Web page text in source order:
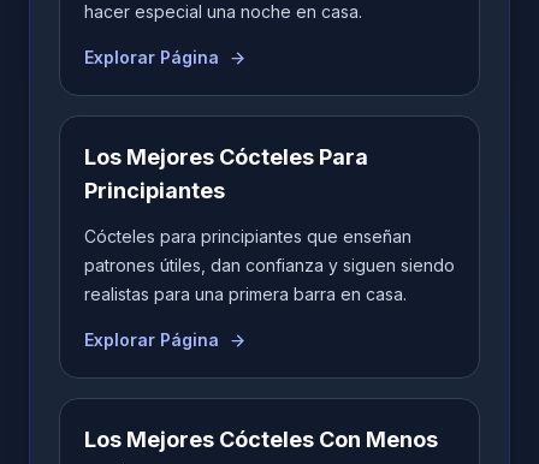
hacer especial una noche en casa.
Explorar Página
Los Mejores Cócteles Para
Principiantes
Cócteles para principiantes que enseñan
patrones útiles, dan confianza y siguen siendo
realistas para una primera barra en casa.
Explorar Página
Los Mejores Cócteles Con Menos